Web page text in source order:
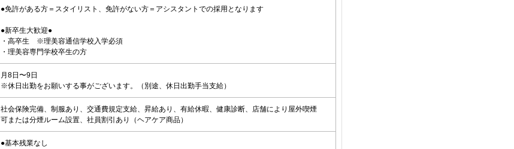
●免許がある方＝スタイリスト、免許がない方＝アシスタントでの採用となります
●新卒生大歓迎●
・高卒生 ※理美容通信学校入学必須
・理美容専門学校卒生の方
月8日〜9日
※休日出勤をお願いする事がございます。（別途、休日出勤手当支給）
社会保険完備、制服あり、交通費規定支給、昇給あり、有給休暇、健康診断、店舗により屋外喫煙
可または分煙ルーム設置、社員割引あり（ヘアケア商品）
●基本残業なし